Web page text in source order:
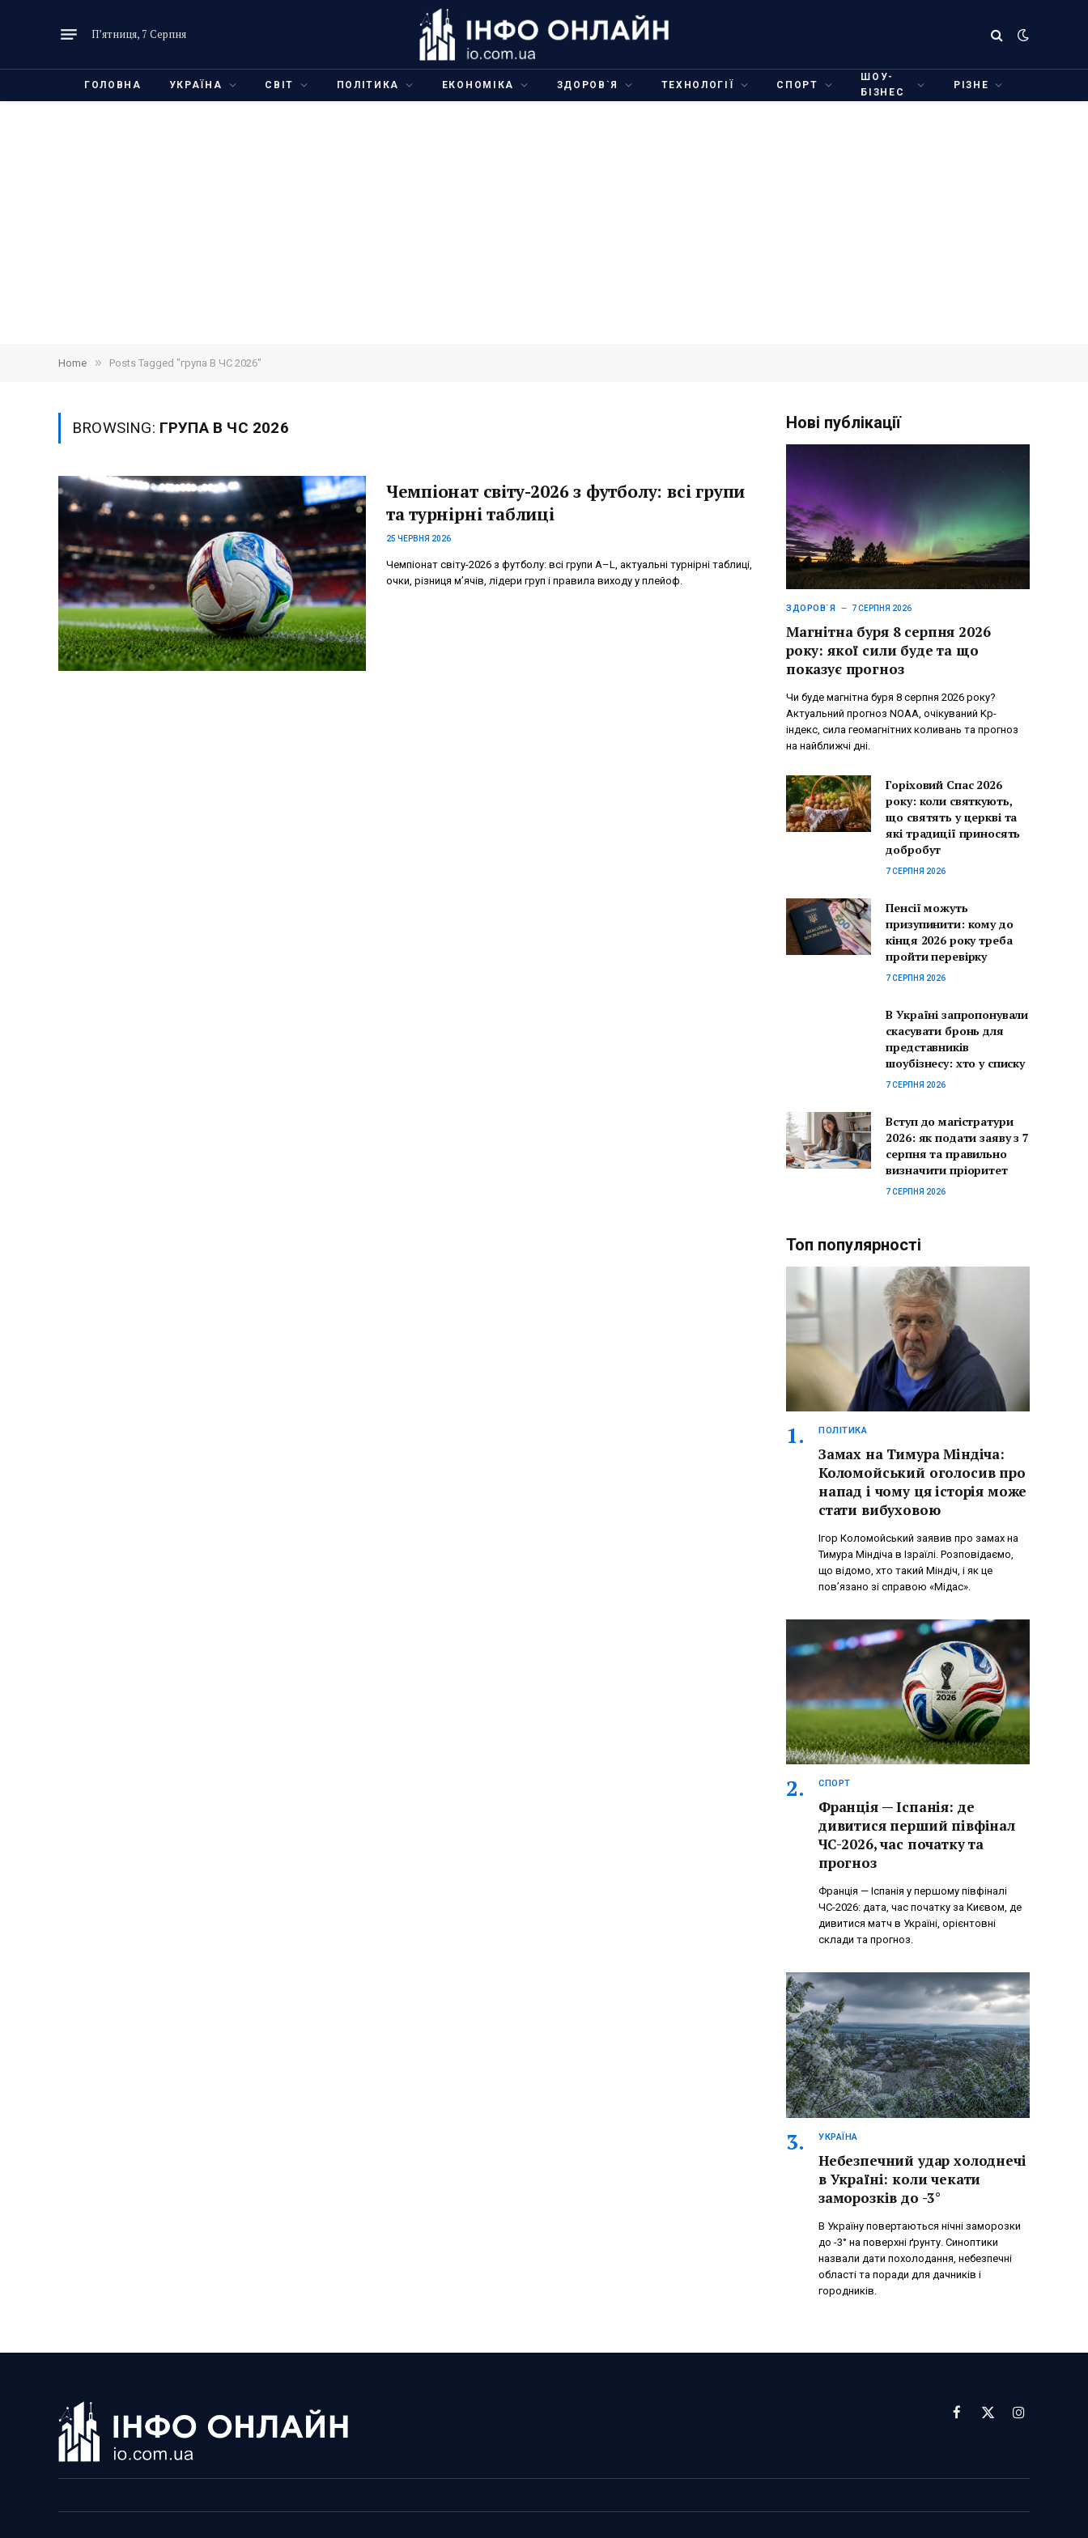
П’ятниця, 7 Серпня
ГОЛОВНА УКРАЇНА СВІТ ПОЛІТИКА ЕКОНОМІКА ЗДОРОВ`Я ТЕХНОЛОГІЇ СПОРТ
ШОУ-
БІЗНЕС
РІЗНЕ
Home » Posts Tagged "група B ЧС 2026"
BROWSING: ГРУПА B ЧС 2026
Чемпіонат світу-2026 з футболу: всі групи
та турнірні таблиці
25 ЧЕРВНЯ 2026
Чемпіонат світу-2026 з футболу: всі групи A–L, актуальні турнірні таблиці,
очки, різниця м’ячів, лідери груп і правила виходу у плейоф.
Нові публікації
ЗДОРОВ`Я 7 СЕРПНЯ 2026
Магнітна буря 8 серпня 2026
року: якої сили буде та що
показує прогноз
Чи буде магнітна буря 8 серпня 2026 року?
Актуальний прогноз NOAA, очікуваний Kp-
індекс, сила геомагнітних коливань та прогноз
на найближчі дні.
Горіховий Спас 2026
року: коли святкують,
що святять у церкві та
які традиції приносять
добробут
7 СЕРПНЯ 2026
Пенсії можуть
призупинити: кому до
кінця 2026 року треба
пройти перевірку
7 СЕРПНЯ 2026
В Україні запропонували
скасувати бронь для
представників
шоубізнесу: хто у списку
7 СЕРПНЯ 2026
Вступ до магістратури
2026: як подати заяву з 7
серпня та правильно
визначити пріоритет
7 СЕРПНЯ 2026
Топ популярності
ПОЛІТИКА
Замах на Тимура Міндіча:
Коломойський оголосив про
напад і чому ця історія може
стати вибуховою
Ігор Коломойський заявив про замах на
Тимура Міндіча в Ізраїлі. Розповідаємо,
що відомо, хто такий Міндіч, і як це
пов’язано зі справою «Мідас».
СПОРТ
Франція — Іспанія: де
дивитися перший півфінал
ЧС-2026, час початку та
прогноз
Франція — Іспанія у першому півфіналі
ЧС-2026: дата, час початку за Києвом, де
дивитися матч в Україні, орієнтовні
склади та прогноз.
УКРАЇНА
Небезпечний удар холоднечі
в Україні: коли чекати
заморозків до -3°
В Україну повертаються нічні заморозки
до -3° на поверхні ґрунту. Синоптики
назвали дати похолодання, небезпечні
області та поради для дачників і
городників.
Facebook
X
Instagram